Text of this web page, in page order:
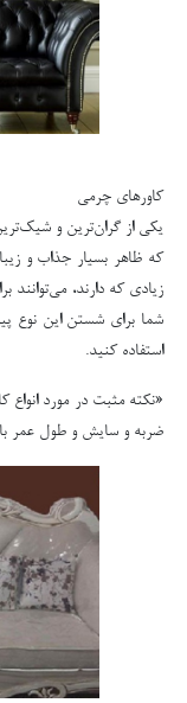
کاورهای چرمی
یکی از گران‌ترین و
که ظاهر بسیار جذاب و
زیادی که دارند، می‌توانند
شما برای شستن این نوع
استفاده کنید.
«نکته مثبت در مورد انواع
ضربه و سایش و طول عمر